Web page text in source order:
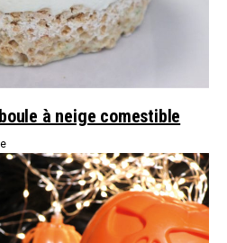
à neige comestible